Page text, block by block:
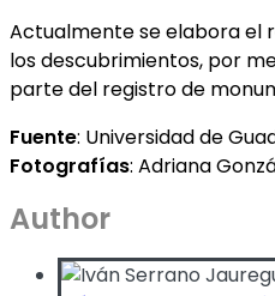
Actualmente se elabora el
los descubrimientos, por
parte del registro de
Fuente: Universidad de
Fotografías: Adriana
Author